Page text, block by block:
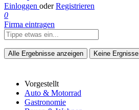
Einloggen oder Registrieren
0
Firma eintragen
Alle Ergebnisse anzeigen Keine Ergnisse
Vorgestellt
Auto & Motorrad
Gastronomie